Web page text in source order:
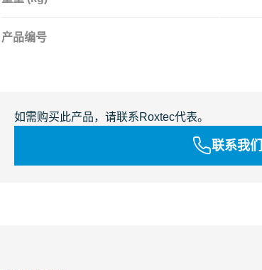
产品编号
如需购买此产品，请联系Roxtec代表。
联系我们